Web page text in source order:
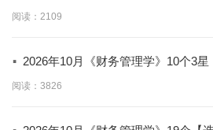
阅读：2109
· 2026年10月《财务管理学》10个3
必背】
阅读：3826